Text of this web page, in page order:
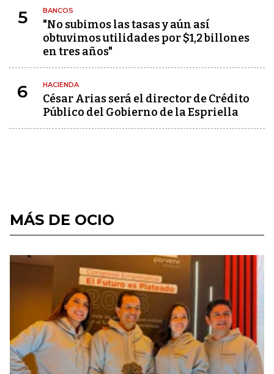
5 BANCOS
"No subimos las tasas y aún así
obtuvimos utilidades por $1,2 billones
en tres años"
6 HACIENDA
César Arias será el director de Crédito
Público del Gobierno de la Espriella
MÁS DE OCIO